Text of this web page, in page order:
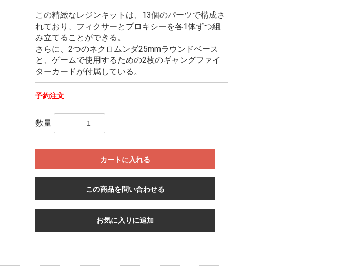
この精緻なレジンキットは、13個のパーツで構成さ
れており、フィクサーとプロキシーを各1体ずつ組
み立てることができる。
さらに、2つのネクロムンダ25mmラウンドベース
と、ゲームで使用するための2枚のギャングファイ
ターカードが付属している。
予約注文
数量
カートに入れる
この商品を問い合わせる
カートへ進む
お気に入りに追加